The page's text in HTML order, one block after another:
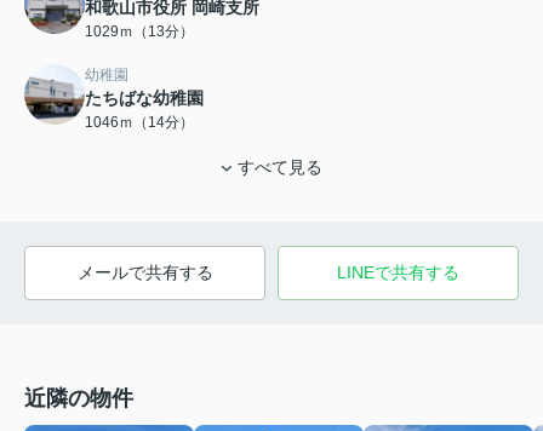
和歌山市役所 岡崎支所
1029ｍ（13分）
幼稚園
たちばな幼稚園
1046ｍ（14分）
すべて見る
メールで共有する LINEで共有する
近隣の物件